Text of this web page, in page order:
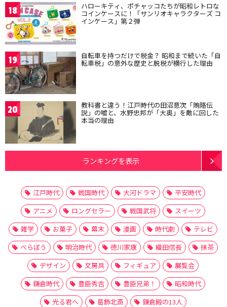
18 ハローキティ、ポチャッコたちが昭和レトロな
コインケースに！「サンリオキャラクターズ コ
インケース」第２弾
19 自転車を持つだけで税金？ 昭和まで続いた「自
転車税」の意外な歴史と脱税が横行した理由
20 教科書と違う！江戸時代の田沼意次「賄賂伝
説」の嘘と、水野忠邦が「大奥」を敵に回した
本当の理由
ランキングを表示
江戸時代 戦国時代 大河ドラマ
平安時代
アニメ
ロングセラー 戦国武将
スイーツ
雑学
お菓子 幕末 漫画 時代劇
テレビ
べらぼう
明治時代 徳川家康 織田信長
抹茶
デザイン
文房具 フィギュア
展覧会
鎌倉時代
豊臣秀吉 豊臣兄弟！
昭和時代
光る君へ
葛飾北斎 鎌倉殿の13人